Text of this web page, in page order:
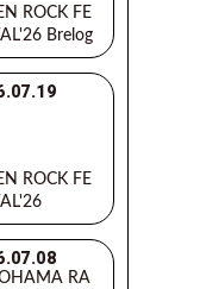
ROCK FE
Brelog
ROCK FE
RA